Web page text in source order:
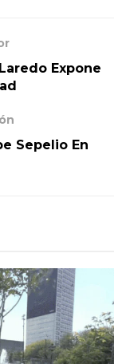
Expone
Sepelio En